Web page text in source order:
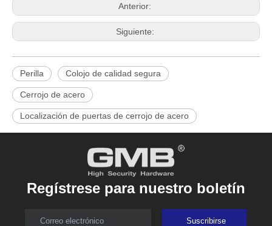
Anterior:
Siguiente:
Perilla Colojo de calidad segura
Cerrojo de acero
Localización de puertas de cerrojo de acero
Regístrese para nuestro boletín
Correo electrónico Suscribirse